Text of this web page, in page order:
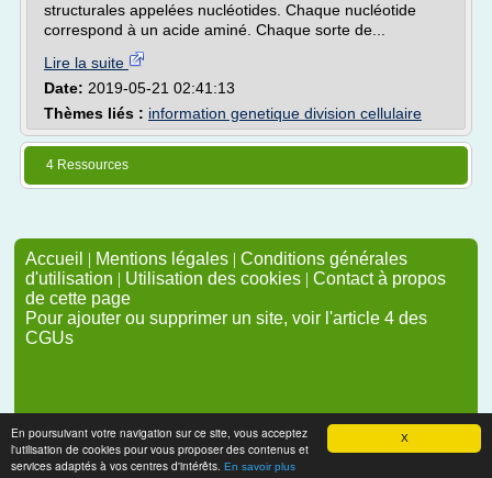
X
En poursuivant votre navigation sur ce site, vous acceptez
l'utilisation de cookies pour vous proposer des contenus et
services adaptés à vos centres d'intérêts. En savoir plus
structurales appelées nucléotides. Chaque nucléotide
correspond à un acide aminé. Chaque sorte de...
Lire la suite
Date: 2019-05-21 02:41:13
Thèmes liés : information genetique division cellulaire
4 Ressources
Accueil | Mentions légales | Conditions générales
d'utilisation | Utilisation des cookies | Contact à propos
de cette page
Pour ajouter ou supprimer un site, voir l'article 4 des
CGUs